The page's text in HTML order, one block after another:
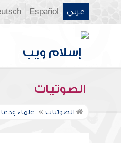
عربي Español
الصوتيات
الصوتيات علماء